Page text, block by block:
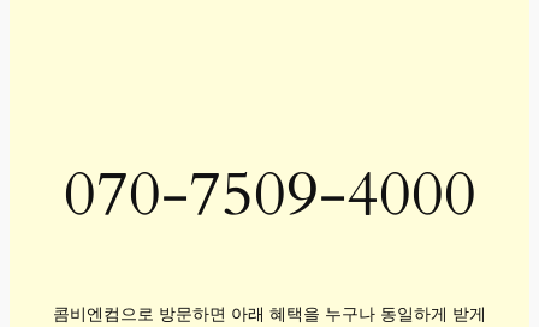
070-7509-4000
콤비엔컴으로 방문하면 아래 혜택을 누구나 동일하게 받게